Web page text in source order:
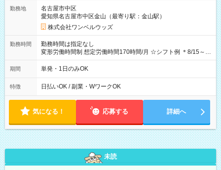
期間なし
勤務地
名古屋市中区
愛知県名古屋市中区金山（最寄り駅：金山駅）
株式会社ワンベルウッズ
勤務時間
勤務時間は指定なし
変形労働時間制 想定労働時間170時間/月 ☆シフト例 ＊8/15～
10/26 全日共通 08：00～12：00 17：00～21：00 ＊8/31
～9/19のみ下記シフトもあります！ 12：00～16：00 ＊9/6～
00
期間 単発・1日のみOK
特徴 日払いOK / 副業・WワークOK
気になる！ 応募する 詳細へ
未読